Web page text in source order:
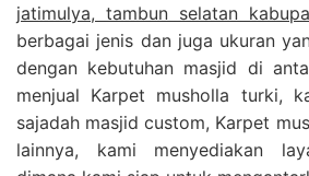
jatimulya, tambun selatan
berbagai jenis dan juga ukuran
dengan kebutuhan masjid di
menjual Karpet musholla turki,
sajadah masjid custom, Karpet
lainnya, kami menyediakan